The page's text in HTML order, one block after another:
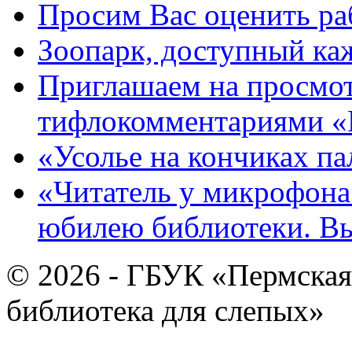
Просим Вас оценить
Зоопарк, доступный
Приглашаем на
тифлокомментариями
«Усолье на кончиках
«Читатель у
юбилею библиотеки.
© 2026 - ГБУК «Пермская
библиотека для слепых»